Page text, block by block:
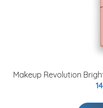
Makeup Revolution